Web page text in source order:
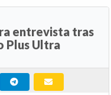
entrevista tras
Plus Ultra